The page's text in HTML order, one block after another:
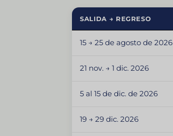
SALIDA → REGRESO
15 → 25 de agosto de 2026
21 nov. → 1 dic. 2026
5 al 15 de dic. de 2026
19 → 29 dic. 2026